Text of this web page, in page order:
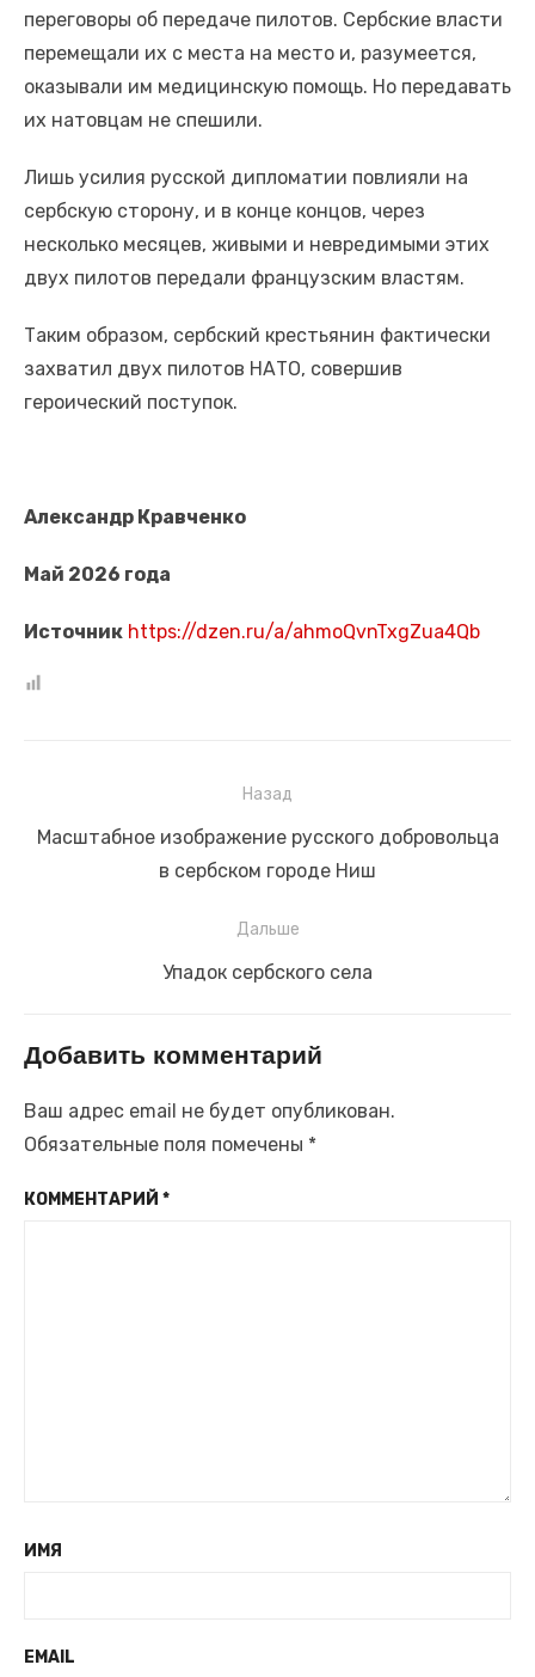
переговоры об передаче пилотов. Сербские власти
перемещали их с места на место и, разумеется,
оказывали им медицинскую помощь. Но передавать
их натовцам не спешили.
Лишь усилия русской дипломатии повлияли на
сербскую сторону, и в конце концов, через
несколько месяцев, живыми и невредимыми этих
двух пилотов передали французским властям.
Таким образом, сербский крестьянин фактически
захватил двух пилотов НАТО, совершив
героический поступок.
Александр Кравченко
Май 2026 года
Источник https://dzen.ru/a/ahmoQvnTxgZua4Qb
по
Назад
Предыдущая
Масштабное изображение русского добровольца
в сербском городе Ниш
Дальше
Следующая
Упадок сербского села
Добавить комментарий
Ваш адрес email не будет опубликован.
Обязательные поля помечены *
КОММЕНТАРИЙ *
ИМЯ
EMAIL